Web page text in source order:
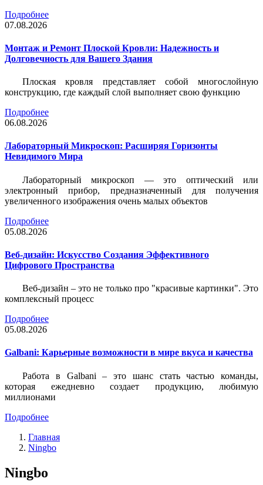
Подробнее
07.08.2026
Монтаж и Ремонт Плоской Кровли: Надежность и
Долговечность для Вашего Здания
Плоская кровля представляет собой многослойную
конструкцию, где каждый слой выполняет свою функцию
Подробнее
06.08.2026
Лабораторный Микроскоп: Расширяя Горизонты
Невидимого Мира
Лабораторный микроскоп — это оптический или
электронный прибор, предназначенный для получения
увеличенного изображения очень малых объектов
Подробнее
05.08.2026
Веб-дизайн: Искусство Создания Эффективного
Цифрового Пространства
Веб-дизайн – это не только про "красивые картинки". Это
комплексный процесс
Подробнее
05.08.2026
Galbani: Карьерные возможности в мире вкуса и качества
Работа в Galbani – это шанс стать частью команды,
которая ежедневно создает продукцию, любимую
миллионами
Подробнее
Главная
Ningbo
Ningbo